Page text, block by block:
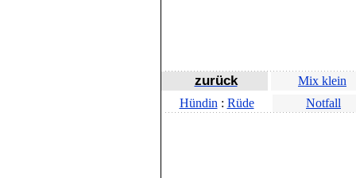
zurück Mix klein
Hündin : Rüde Notfall